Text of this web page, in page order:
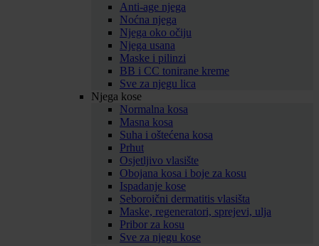
Anti-age njega
Noćna njega
Njega oko očiju
Njega usana
Maske i pilinzi
BB i CC tonirane kreme
Sve za njegu lica
Njega kose
Normalna kosa
Masna kosa
Suha i oštećena kosa
Prhut
Osjetljivo vlasište
Obojana kosa i boje za kosu
Ispadanje kose
Seboroični dermatitis vlasišta
Maske, regeneratori, sprejevi, ulja
Pribor za kosu
Sve za njegu kose